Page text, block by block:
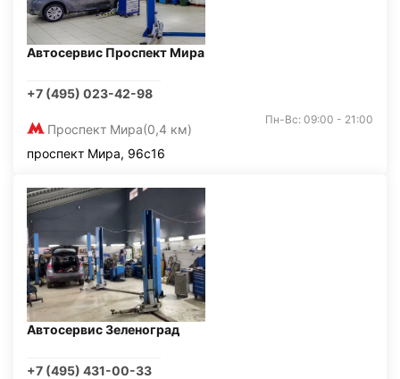
Автосервис Проспект Мира
+7 (495) 023-42-98
Проспект Мира(0,4 км)
Пн-Вс: 09:00 - 21:00
проспект Мира, 96с16
Автосервис Зеленоград
+7 (495) 431-00-33